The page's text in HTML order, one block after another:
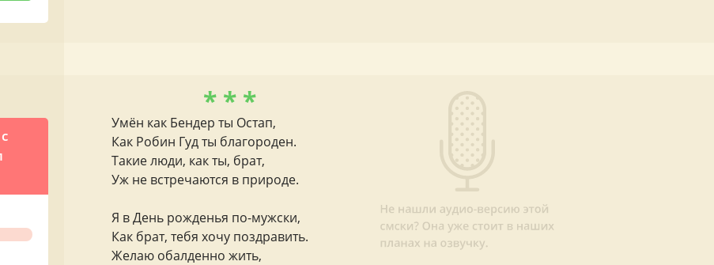
* * *
Умён как Бендер ты Остап,
Как Робин Гуд ты благороден.
Такие люди, как ты, брат,
Уж не встречаются в природе.
Я в День рожденья по-мужски,
Как брат, тебя хочу поздравить.
Желаю обалденно жить,